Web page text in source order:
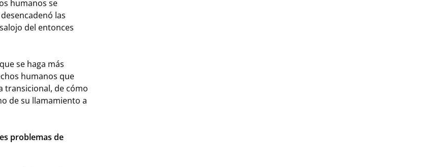
humanos se
las
del entonces
se haga más
humanos que
transicional, de cómo
de su llamamiento a
problemas de